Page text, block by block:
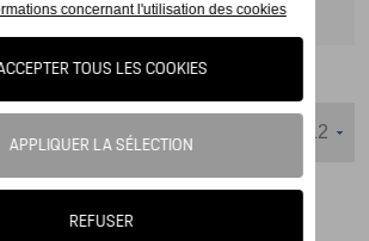
(1)
sièges
Nombre d'éléments affichés :